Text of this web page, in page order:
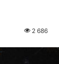
2 686